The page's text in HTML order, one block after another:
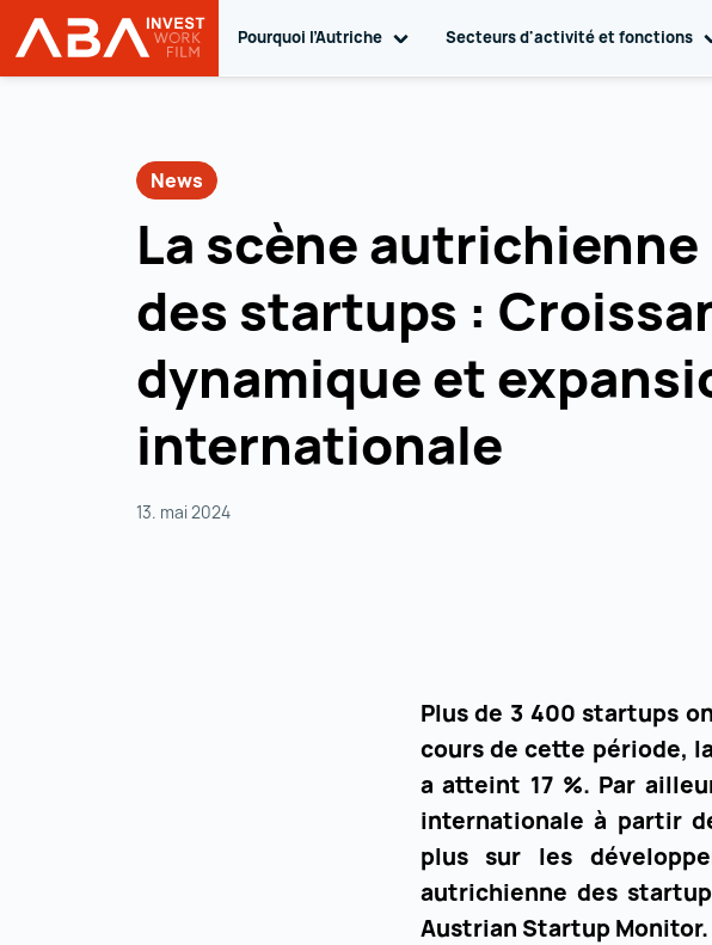
INVEST in AUSTRIA
Pourquoi l’Autriche Toggle sub navigation
Secteurs d'activité et fonctions
News
La scène autrichienne
des startups :
dynamique et
internationale
13. mai 2024
Plus de 3 400 startups
cours de cette période,
a atteint 17 %. Par
internationale à partir
plus sur les
autrichienne des
Austrian Startup Monitor.